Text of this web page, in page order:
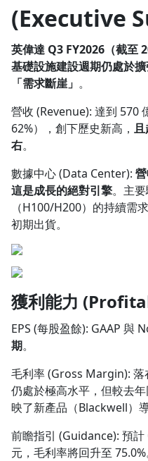
(Executive
英偉達 Q3 FY2026（截至
基礎設施建設週期仍處於
「需求斷崖」 。
營收 (Revenue): 達到 570
62%），創下歷史新高， 且
右。
數據中心 (Data Center):
這是成長的絕對引擎。主
（H100/H200）的持續需
初期出貨。
獲利能力
EPS (每股盈餘): GAAP 與
期。
毛利率 (Gross Margin): 落
仍處於極高水平，但較去
映了新產品（Blackwell）
前瞻指引 (Guidance): 預計
元，毛利率將回升至